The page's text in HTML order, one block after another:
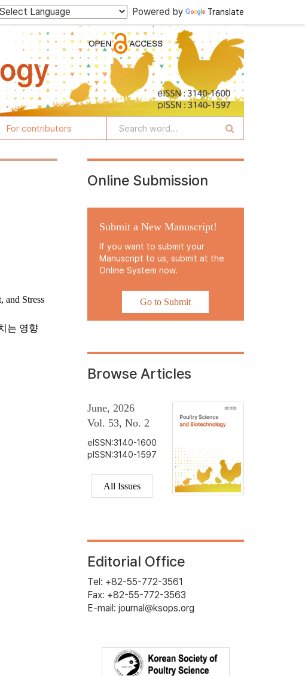
Powered by Translate
For contributors
and Stress
는 영향
Online Submission
Submit a New Manuscript!
If you want to submit your
Manuscript to us, submit at the
Online System now.
Go to Submit
Browse Articles
June, 2026
Vol. 53, No. 2
eISSN:3140-1600
pISSN:3140-1597
All Issues
Editorial Office
Tel: +82-55-772-3561
Fax: +82-55-772-3563
E-mail: journal@ksops.org